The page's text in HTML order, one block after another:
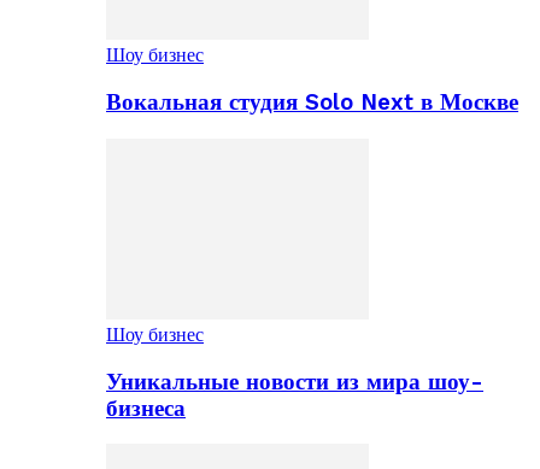
Шоу бизнес
Вокальная студия Solo Next в Москве
Шоу бизнес
Уникальные новости из мира шоу-
бизнеса